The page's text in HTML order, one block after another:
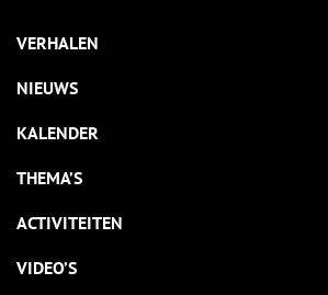
VERHALEN
NIEUWS
KALENDER
THEMA’S
ACTIVITEITEN
VIDEO’S